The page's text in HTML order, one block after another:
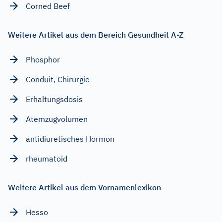
Corned Beef
Weitere Artikel aus dem Bereich Gesundheit A-Z
Phosphor
Conduit, Chirurgie
Erhaltungsdosis
Atemzugvolumen
antidiuretisches Hormon
rheumatoid
Weitere Artikel aus dem Vornamenlexikon
Hesso